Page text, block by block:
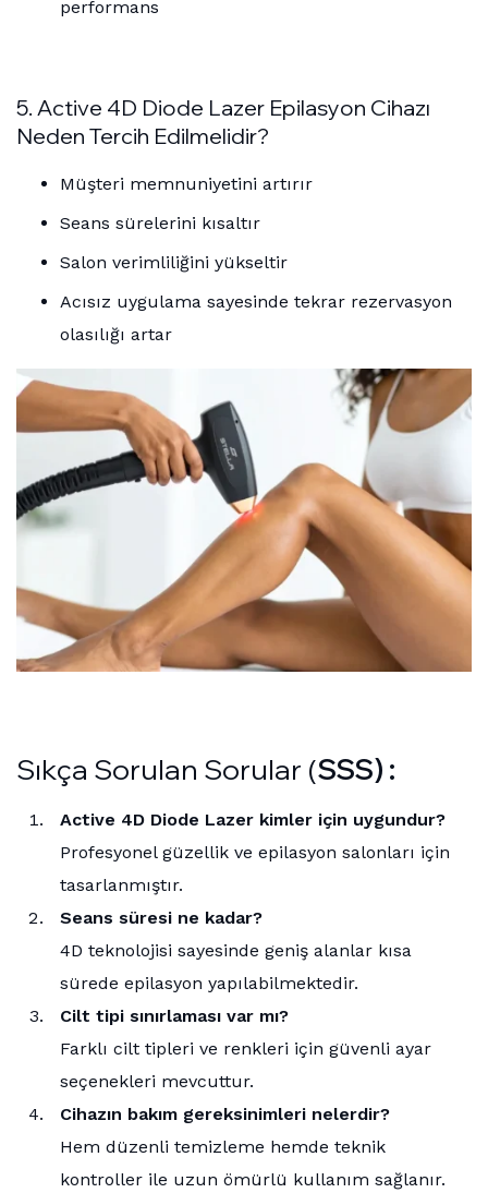
performans
5. Active 4D Diode Lazer Epilasyon Cihazı
Neden Tercih Edilmelidir?
Müşteri memnuniyetini artırır
Seans sürelerini kısaltır
Salon verimliliğini yükseltir
Acısız uygulama sayesinde tekrar rezervasyon
olasılığı artar
Sıkça Sorulan Sorular (SSS) :
Active 4D Diode Lazer kimler için uygundur?
Profesyonel güzellik ve epilasyon salonları için
tasarlanmıştır.
Seans süresi ne kadar?
4D teknolojisi sayesinde geniş alanlar kısa
sürede epilasyon yapılabilmektedir.
Cilt tipi sınırlaması var mı?
Farklı cilt tipleri ve renkleri için güvenli ayar
seçenekleri mevcuttur.
Cihazın bakım gereksinimleri nelerdir?
Hem düzenli temizleme hemde teknik
kontroller ile uzun ömürlü kullanım sağlanır.